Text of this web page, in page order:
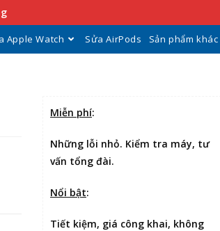
Apple Watch Sửa AirPods Sản phẩm khác
Miễn phí:
Những lỗi nhỏ. Kiểm tra máy, tư
vấn tổng đài.
Nổi bật:
Tiết kiệm, giá công khai, không